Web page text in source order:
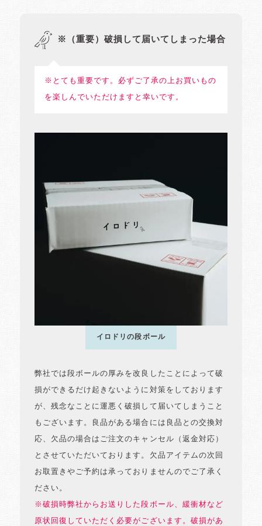
※（重要）破損して届いてしまった場合
※とても重要です。必ずご了承の上お買いもの
を楽しんでいただけますと幸いです。
イロドリの段ボール
弊社では段ボールの厚みを改良したことによって破
損ができるだけ起きないように対策をしております
が、残念なことに運悪く破損して届いてしまうこと
もございます。良品がある場合には良品との交換対
応、欠品の場合はご注文のキャンセル（返金対応）
とさせていただいております。欠品アイテムの次回
お取置きやご予約は承っておりませんのでご了承く
ださい。
※破損時弊社からお送りした段ボール、緩衝材など
原状回復していただく必要がございます。破損があ